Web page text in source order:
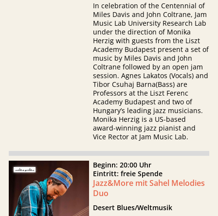
In celebration of the Centennial of
Miles Davis and John Coltrane, Jam
Music Lab University Research Lab
under the direction of Monika
Herzig with guests from the Liszt
Academy Budapest present a set of
music by Miles Davis and John
Coltrane followed by an open jam
session. Agnes Lakatos (Vocals) and
Tibor Csuhaj Barna(Bass) are
Professors at the Liszt Ferenc
Academy Budapest and two of
Hungary’s leading jazz musicians.
Monika Herzig is a US-based
award-winning jazz pianist and
Vice Rector at Jam Music Lab.
Beginn: 20:00 Uhr
Eintritt: freie Spende
Jazz&More mit Sahel Melodies
Duo
Desert Blues/Weltmusik